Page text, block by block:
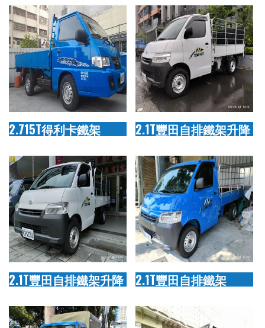
2.715T得利卡鐵架 2.1T豐田自排鐵架升降
2.1T豐田自排鐵架升降 2.1T豐田自排鐵架